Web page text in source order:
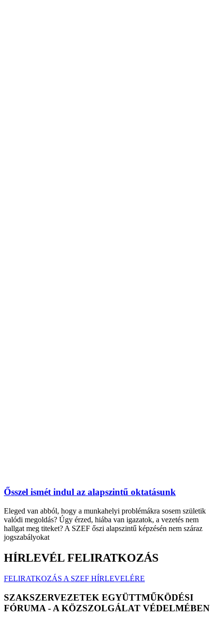
Ősszel ismét indul az alapszintű oktatásunk
Eleged van abból, hogy a munkahelyi problémákra sosem születik
valódi megoldás? Úgy érzed, hiába van igazatok, a vezetés nem
hallgat meg titeket? A SZEF őszi alapszintű képzésén nem száraz
jogszabályokat
HÍRLEVÉL FELIRATKOZÁS
FELIRATKOZÁS A SZEF HÍRLEVELÉRE
SZAKSZERVEZETEK EGYÜTTMŰKÖDÉSI
FÓRUMA - A KÖZSZOLGÁLAT VÉDELMÉBEN